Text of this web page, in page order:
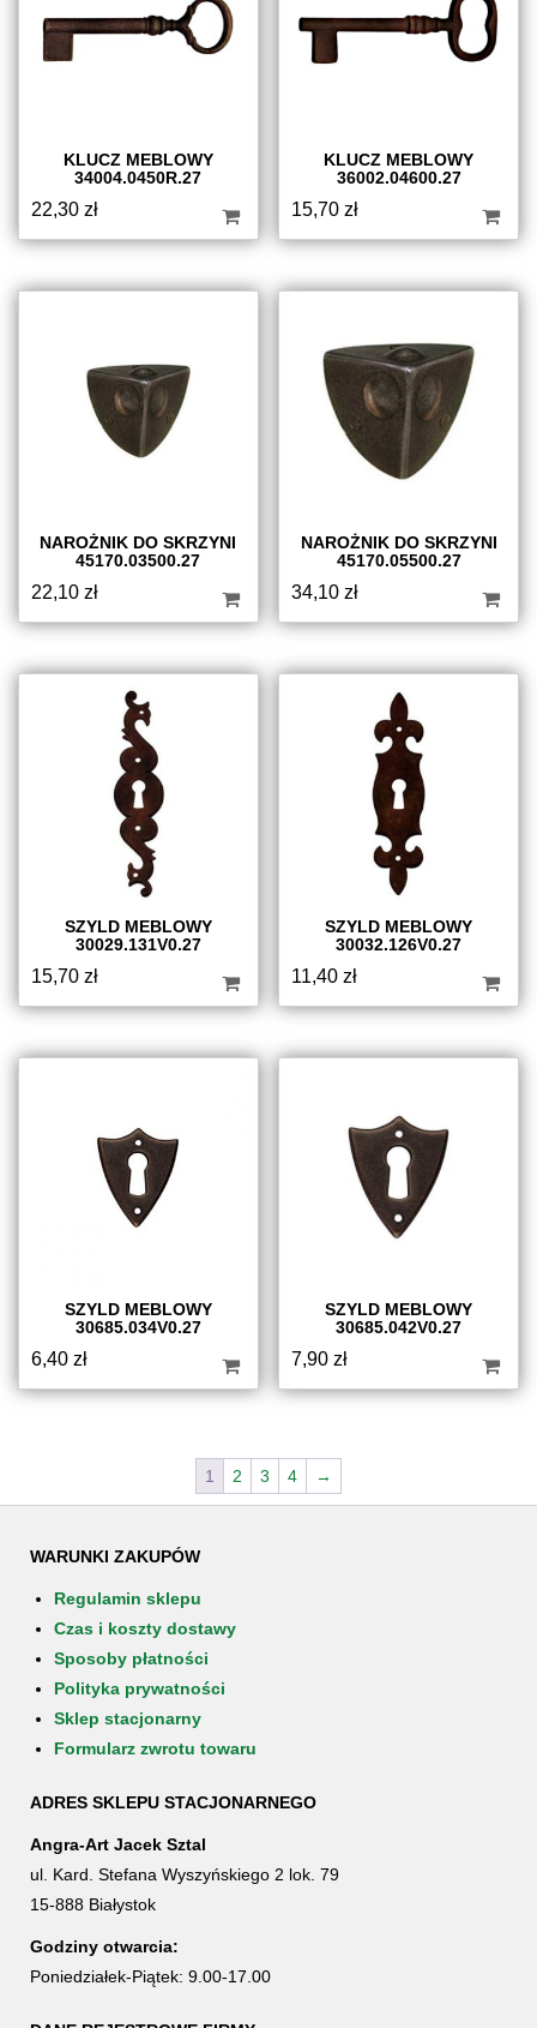
KLUCZ MEBLOWY
34004.0450R.27
22,30 zł
KLUCZ MEBLOWY
36002.04600.27
15,70zł
NAROŻNIK DO SKRZYNI
45170.03500.27
22,10 zł
NAROŻNIK DO SKRZYNI
45170.05500.27
34,10zł
SZYLD MEBLOWY
30029.131V0.27
15,70 zł
SZYLD MEBLOWY
30032.126V0.27
11,40zł
SZYLD MEBLOWY
30685.034V0.27
6,40 zł
SZYLD MEBLOWY
30685.042V0.27
7,90zł
1 2 3 4 →
WARUNKI ZAKUPÓW
Regulamin sklepu
Czas i koszty dostawy
Sposoby płatności
Polityka prywatności
Sklep stacjonarny
Formularz zwrotu towaru
ADRES SKLEPU STACJONARNEGO
Angra-Art Jacek Sztal
ul. Kard. Stefana Wyszyńskiego 2 lok. 79
15-888 Białystok
Godziny otwarcia:
Poniedziałek-Piątek: 9.00-17.00